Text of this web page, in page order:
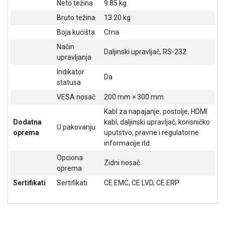
Podrška
Neto težina
9.85 kg
Bruto težina
13.20 kg
Boja kućišta
Crna
Način
upravljanja
Daljinski upravljač, RS-232
Indikator
statusa
Da
VESA nosač 200 mm × 300 mm
Dodatna
oprema
U pakovanju
Kabl za napajanje, postolje, HDMI
kabl, daljinski upravljač, korisničko
uputstvo, pravne i regulatorne
informacije itd.
Opciona
oprema
Zidni nosač
Sertifikati Sertifikati CE EMC, CE LVD, CE ERP